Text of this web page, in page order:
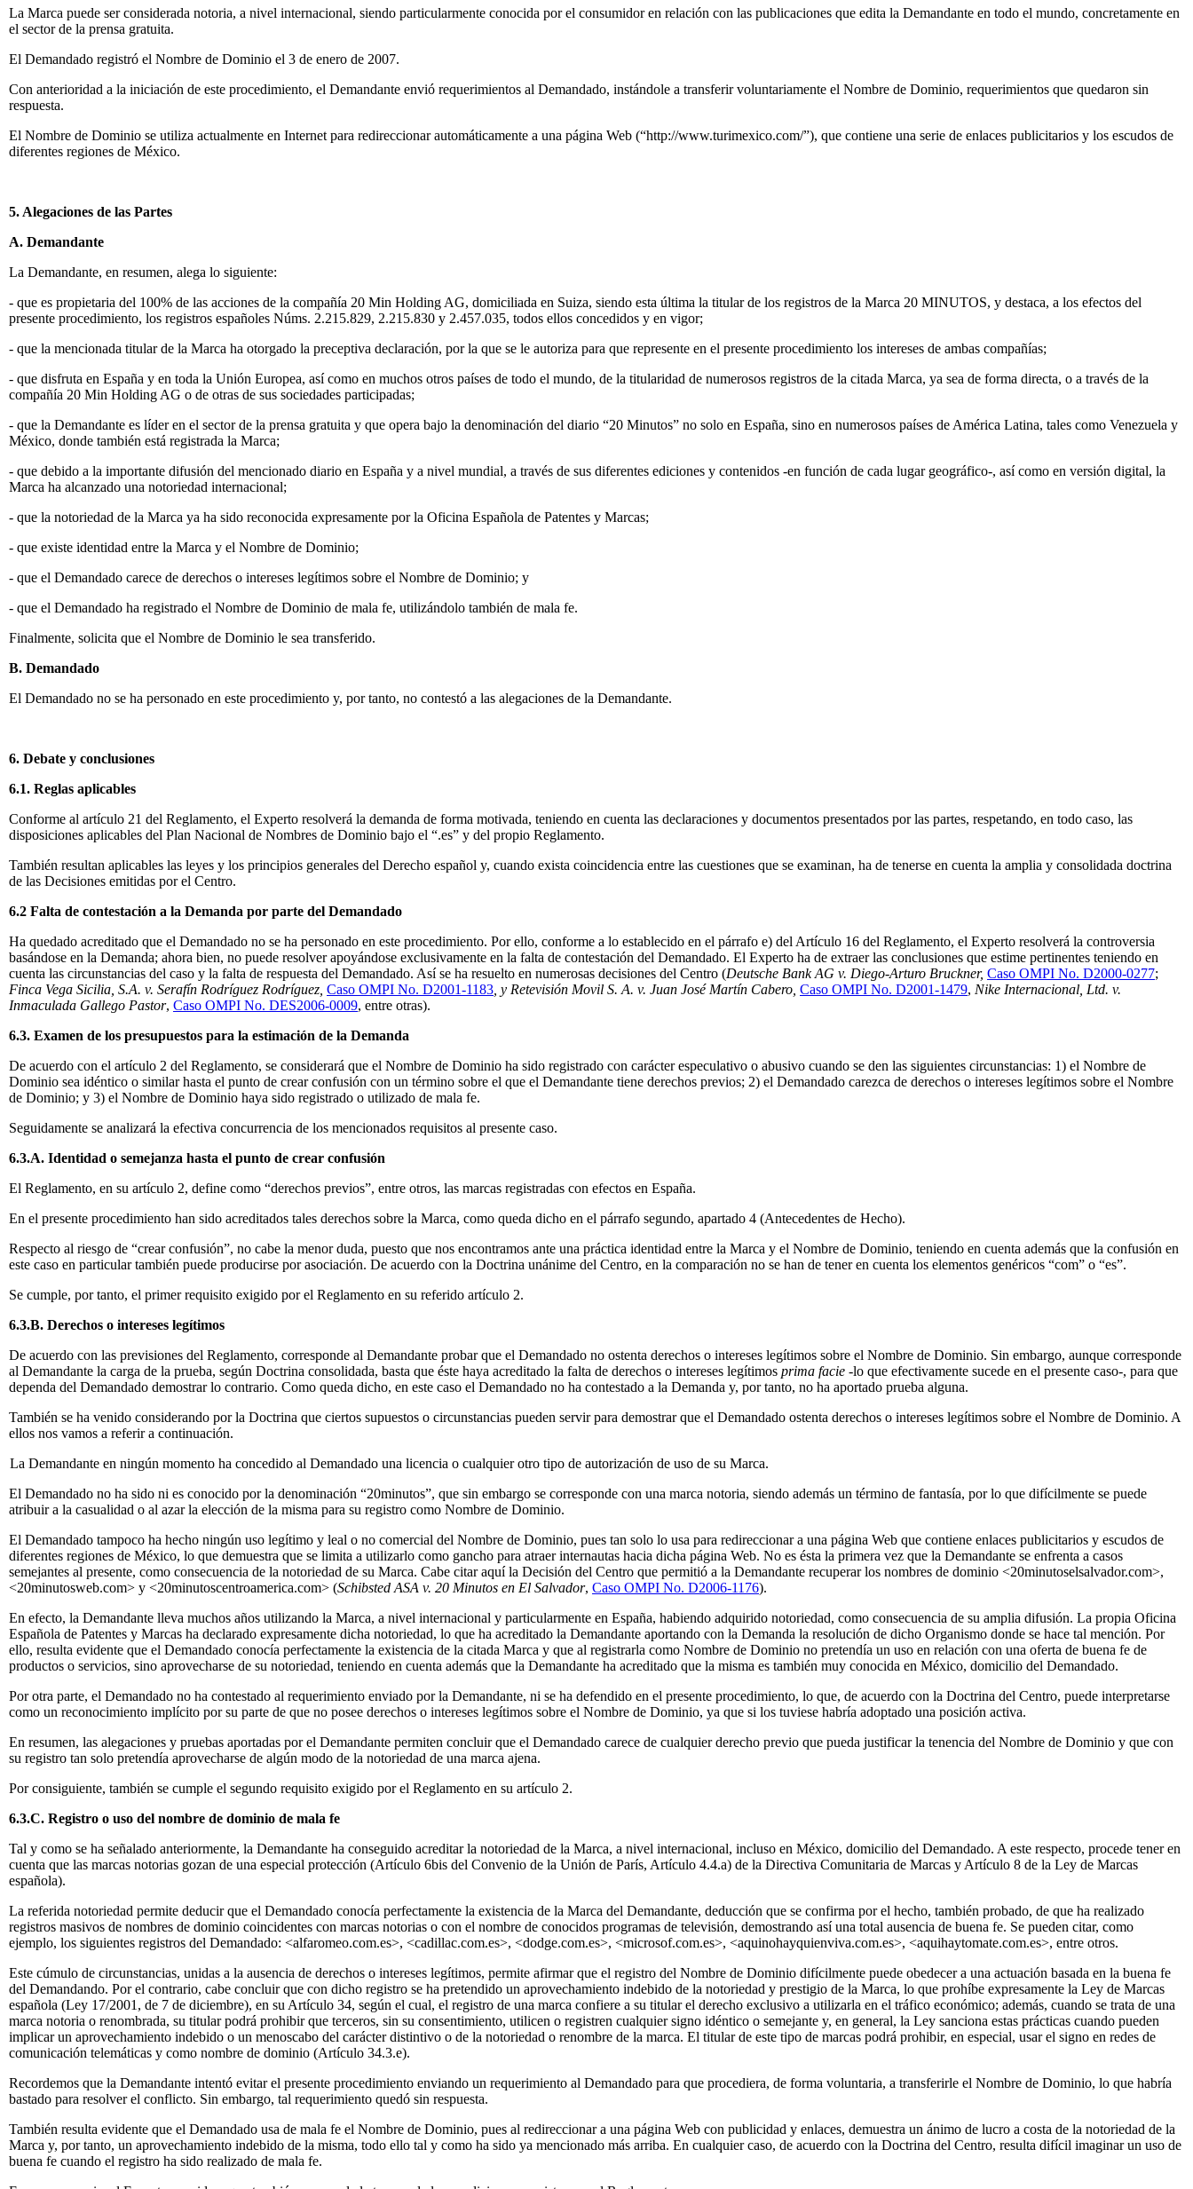
La Marca puede ser considerada notoria, a nivel internacional, siendo particularmente conocida por el consumidor en relación con las publicaciones que edita la Demandante en todo el mundo, concretamente en
el sector de la prensa gratuita.
El Demandado registró el Nombre de Dominio el 3 de enero de 2007.
Con anterioridad a la iniciación de este procedimiento, el Demandante envió requerimientos al Demandado, instándole a transferir voluntariamente el Nombre de Dominio, requerimientos que quedaron sin
respuesta.
El Nombre de Dominio se utiliza actualmente en Internet para redireccionar automáticamente a una página Web (“http://www.turimexico.com/”), que contiene una serie de enlaces publicitarios y los escudos de
diferentes regiones de México.
5. Alegaciones de las Partes
A. Demandante
La Demandante, en resumen, alega lo siguiente:
- que es propietaria del 100% de las acciones de la compañía 20 Min Holding AG, domiciliada en Suiza, siendo esta última la titular de los registros de la Marca 20 MINUTOS, y destaca, a los efectos del
presente procedimiento, los registros españoles Núms. 2.215.829, 2.215.830 y 2.457.035, todos ellos concedidos y en vigor;
- que la mencionada titular de la Marca ha otorgado la preceptiva declaración, por la que se le autoriza para que represente en el presente procedimiento los intereses de ambas compañías;
- que disfruta en España y en toda la Unión Europea, así como en muchos otros países de todo el mundo, de la titularidad de numerosos registros de la citada Marca, ya sea de forma directa, o a través de la
compañía 20 Min Holding AG o de otras de sus sociedades participadas;
- que la Demandante es líder en el sector de la prensa gratuita y que opera bajo la denominación del diario “20 Minutos” no solo en España, sino en numerosos países de América Latina, tales como Venezuela y
México, donde también está registrada la Marca;
- que debido a la importante difusión del mencionado diario en España y a nivel mundial, a través de sus diferentes ediciones y contenidos -en función de cada lugar geográfico-, así como en versión digital, la
Marca ha alcanzado una notoriedad internacional;
- que la notoriedad de la Marca ya ha sido reconocida expresamente por la Oficina Española de Patentes y Marcas;
- que existe identidad entre la Marca y el Nombre de Dominio;
- que el Demandado carece de derechos o intereses legítimos sobre el Nombre de Dominio; y
- que el Demandado ha registrado el Nombre de Dominio de mala fe, utilizándolo también de mala fe.
Finalmente, solicita que el Nombre de Dominio le sea transferido.
B. Demandado
El Demandado no se ha personado en este procedimiento y, por tanto, no contestó a las alegaciones de la Demandante.
6. Debate y conclusiones
6.1. Reglas aplicables
Conforme al artículo 21 del Reglamento, el Experto resolverá la demanda de forma motivada, teniendo en cuenta las declaraciones y documentos presentados por las partes, respetando, en todo caso, las
disposiciones aplicables del Plan Nacional de Nombres de Dominio bajo el “.es” y del propio Reglamento.
También resultan aplicables las leyes y los principios generales del Derecho español y, cuando exista coincidencia entre las cuestiones que se examinan, ha de tenerse en cuenta la amplia y consolidada doctrina
de las Decisiones emitidas por el Centro.
6.2 Falta de contestación a la Demanda por parte del Demandado
Ha quedado acreditado que el Demandado no se ha personado en este procedimiento. Por ello, conforme a lo establecido en el párrafo e) del Artículo 16 del Reglamento, el Experto resolverá la controversia
basándose en la Demanda; ahora bien, no puede resolver apoyándose exclusivamente en la falta de contestación del Demandado. El Experto ha de extraer las conclusiones que estime pertinentes teniendo en
cuenta las circunstancias del caso y la falta de respuesta del Demandado. Así se ha resuelto en numerosas decisiones del Centro (Deutsche Bank AG v. Diego-Arturo Bruckner, Caso OMPI No. D2000-0277;
Finca Vega Sicilia, S.A. v. Serafín Rodríguez Rodríguez, Caso OMPI No. D2001-1183 , y Retevisión Movil S. A. v. Juan José Martín Cabero, Caso OMPI No. D2001-1479, Nike Internacional, Ltd. v.
Inmaculada Gallego Pastor, Caso OMPI No. DES2006-0009, entre otras).
6.3. Examen de los presupuestos para la estimación de la Demanda
De acuerdo con el artículo 2 del Reglamento, se considerará que el Nombre de Dominio ha sido registrado con carácter especulativo o abusivo cuando se den las siguientes circunstancias: 1) el Nombre de
Dominio sea idéntico o similar hasta el punto de crear confusión con un término sobre el que el Demandante tiene derechos previos; 2) el Demandado carezca de derechos o intereses legítimos sobre el Nombre
de Dominio; y 3) el Nombre de Dominio haya sido registrado o utilizado de mala fe.
Seguidamente se analizará la efectiva concurrencia de los mencionados requisitos al presente caso.
6.3.A. Identidad o semejanza hasta el punto de crear confusión
El Reglamento, en su artículo 2, define como “derechos previos”, entre otros, las marcas registradas con efectos en España.
En el presente procedimiento han sido acreditados tales derechos sobre la Marca, como queda dicho en el párrafo segundo, apartado 4 (Antecedentes de Hecho).
Respecto al riesgo de “crear confusión”, no cabe la menor duda, puesto que nos encontramos ante una práctica identidad entre la Marca y el Nombre de Dominio, teniendo en cuenta además que la confusión en
este caso en particular también puede producirse por asociación. De acuerdo con la Doctrina unánime del Centro, en la comparación no se han de tener en cuenta los elementos genéricos “com” o “es”.
Se cumple, por tanto, el primer requisito exigido por el Reglamento en su referido artículo 2.
6.3.B. Derechos o intereses legítimos
De acuerdo con las previsiones del Reglamento, corresponde al Demandante probar que el Demandado no ostenta derechos o intereses legítimos sobre el Nombre de Dominio. Sin embargo, aunque corresponde
al Demandante la carga de la prueba, según Doctrina consolidada, basta que éste haya acreditado la falta de derechos o intereses legítimos prima facie -lo que efectivamente sucede en el presente caso-, para que
dependa del Demandado demostrar lo contrario. Como queda dicho, en este caso el Demandado no ha contestado a la Demanda y, por tanto, no ha aportado prueba alguna.
También se ha venido considerando por la Doctrina que ciertos supuestos o circunstancias pueden servir para demostrar que el Demandado ostenta derechos o intereses legítimos sobre el Nombre de Dominio. A
ellos nos vamos a referir a continuación.
La Demandante en ningún momento ha concedido al Demandado una licencia o cualquier otro tipo de autorización de uso de su Marca.
El Demandado no ha sido ni es conocido por la denominación “20minutos”, que sin embargo se corresponde con una marca notoria, siendo además un término de fantasía, por lo que difícilmente se puede
atribuir a la casualidad o al azar la elección de la misma para su registro como Nombre de Dominio.
El Demandado tampoco ha hecho ningún uso legítimo y leal o no comercial del Nombre de Dominio, pues tan solo lo usa para redireccionar a una página Web que contiene enlaces publicitarios y escudos de
diferentes regiones de México, lo que demuestra que se limita a utilizarlo como gancho para atraer internautas hacia dicha página Web. No es ésta la primera vez que la Demandante se enfrenta a casos
semejantes al presente, como consecuencia de la notoriedad de su Marca. Cabe citar aquí la Decisión del Centro que permitió a la Demandante recuperar los nombres de dominio <20minutoselsalvador.com>,
<20minutosweb.com> y <20minutoscentroamerica.com> (Schibsted ASA v. 20 Minutos en El Salvador, Caso OMPI No. D2006-1176).
En efecto, la Demandante lleva muchos años utilizando la Marca, a nivel internacional y particularmente en España, habiendo adquirido notoriedad, como consecuencia de su amplia difusión. La propia Oficina
Española de Patentes y Marcas ha declarado expresamente dicha notoriedad, lo que ha acreditado la Demandante aportando con la Demanda la resolución de dicho Organismo donde se hace tal mención. Por
ello, resulta evidente que el Demandado conocía perfectamente la existencia de la citada Marca y que al registrarla como Nombre de Dominio no pretendía un uso en relación con una oferta de buena fe de
productos o servicios, sino aprovecharse de su notoriedad, teniendo en cuenta además que la Demandante ha acreditado que la misma es también muy conocida en México, domicilio del Demandado.
Por otra parte, el Demandado no ha contestado al requerimiento enviado por la Demandante, ni se ha defendido en el presente procedimiento, lo que, de acuerdo con la Doctrina del Centro, puede interpretarse
como un reconocimiento implícito por su parte de que no posee derechos o intereses legítimos sobre el Nombre de Dominio, ya que si los tuviese habría adoptado una posición activa.
En resumen, las alegaciones y pruebas aportadas por el Demandante permiten concluir que el Demandado carece de cualquier derecho previo que pueda justificar la tenencia del Nombre de Dominio y que con
su registro tan solo pretendía aprovecharse de algún modo de la notoriedad de una marca ajena.
Por consiguiente, también se cumple el segundo requisito exigido por el Reglamento en su artículo 2.
6.3.C. Registro o uso del nombre de dominio de mala fe
Tal y como se ha señalado anteriormente, la Demandante ha conseguido acreditar la notoriedad de la Marca, a nivel internacional, incluso en México, domicilio del Demandado. A este respecto, procede tener en
cuenta que las marcas notorias gozan de una especial protección (Artículo 6bis del Convenio de la Unión de París, Artículo 4.4.a) de la Directiva Comunitaria de Marcas y Artículo 8 de la Ley de Marcas
española).
La referida notoriedad permite deducir que el Demandado conocía perfectamente la existencia de la Marca del Demandante, deducción que se confirma por el hecho, también probado, de que ha realizado
registros masivos de nombres de dominio coincidentes con marcas notorias o con el nombre de conocidos programas de televisión, demostrando así una total ausencia de buena fe. Se pueden citar, como
ejemplo, los siguientes registros del Demandado: <alfaromeo.com.es>, <cadillac.com.es>, <dodge.com.es>, <microsof.com.es>, <aquinohayquienviva.com.es>, <aquihaytomate.com.es>, entre otros.
Este cúmulo de circunstancias, unidas a la ausencia de derechos o intereses legítimos, permite afirmar que el registro del Nombre de Dominio difícilmente puede obedecer a una actuación basada en la buena fe
del Demandando. Por el contrario, cabe concluir que con dicho registro se ha pretendido un aprovechamiento indebido de la notoriedad y prestigio de la Marca, lo que prohíbe expresamente la Ley de Marcas
española (Ley 17/2001, de 7 de diciembre), en su Artículo 34, según el cual, el registro de una marca confiere a su titular el derecho exclusivo a utilizarla en el tráfico económico; además, cuando se trata de una
marca notoria o renombrada, su titular podrá prohibir que terceros, sin su consentimiento, utilicen o registren cualquier signo idéntico o semejante y, en general, la Ley sanciona estas prácticas cuando pueden
implicar un aprovechamiento indebido o un menoscabo del carácter distintivo o de la notoriedad o renombre de la marca. El titular de este tipo de marcas podrá prohibir, en especial, usar el signo en redes de
comunicación telemáticas y como nombre de dominio (Artículo 34.3.e).
Recordemos que la Demandante intentó evitar el presente procedimiento enviando un requerimiento al Demandado para que procediera, de forma voluntaria, a transferirle el Nombre de Dominio, lo que habría
bastado para resolver el conflicto. Sin embargo, tal requerimiento quedó sin respuesta.
También resulta evidente que el Demandado usa de mala fe el Nombre de Dominio, pues al redireccionar a una página Web con publicidad y enlaces, demuestra un ánimo de lucro a costa de la notoriedad de la
Marca y, por tanto, un aprovechamiento indebido de la misma, todo ello tal y como ha sido ya mencionado más arriba. En cualquier caso, de acuerdo con la Doctrina del Centro, resulta difícil imaginar un uso de
buena fe cuando el registro ha sido realizado de mala fe.